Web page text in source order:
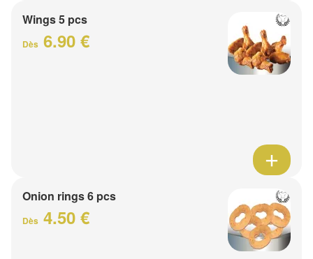
Wings 5 pcs
Dès 6.90 €
Onion rings 6 pcs
Dès 4.50 €